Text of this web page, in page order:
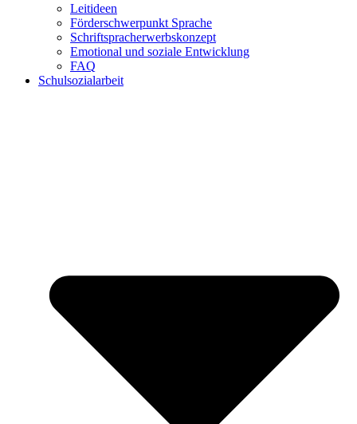
Leitideen
Förderschwerpunkt Sprache
Schriftspracherwerbskonzept
Emotional und soziale Entwicklung
FAQ
Schulsozialarbeit